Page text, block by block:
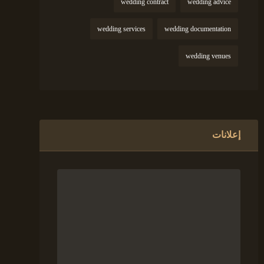
wedding advice
wedding contract
wedding documentation
wedding services
wedding venues
إعلانات